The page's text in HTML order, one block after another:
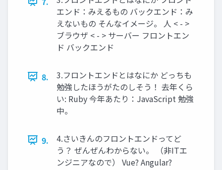
エンド：みえるもの バックエンド：み
えないもの そんなイメージ。 人 < - >
ブラウザ < - > サーバー フロントエン
ド バックエンド
8.
3.フロントエンドとはなにか どっちも
勉強したほうがたのしそう！ 去年くら
い: Ruby 今年あたり：JavaScript 勉強
中。
9.
4.さいきんのフロントエンドってど
う？ ぜんぜんわからない。 （非ITエ
ンジニアなので） Vue? Angular?